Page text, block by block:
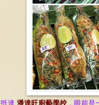
抵達 潘達旺廚藝學校 ，眼前